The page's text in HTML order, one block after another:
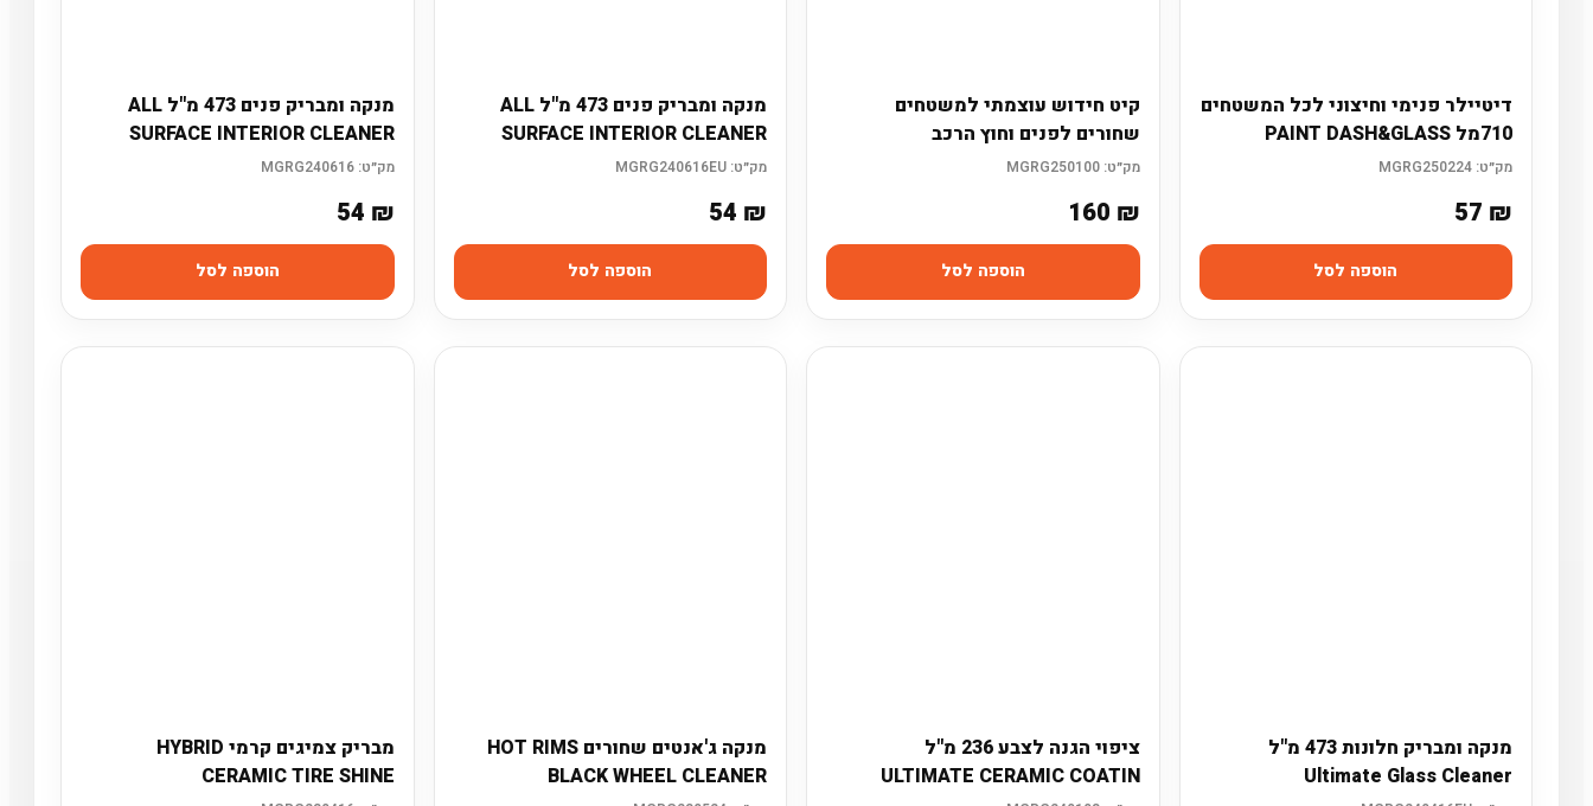
דיטיילר פנימי וחיצוני לכל המשטחים
710מל PAINT DASH&GLASS
מק״ט:
57 ₪
הוספה לסל
קיט חידוש עוצמתי למשטחים
שחורים לפנים וחוץ הרכב
מק״ט: MGRG250100
160 ₪
הוספה לסל
מנקה ומבריק פנים 473 מ"ל ALL
SURFACE INTERIOR CLEANER
מק״ט:
54 ₪
הוספה לסל
מנקה ומבריק פנים 473 מ"ל ALL
SURFACE INTERIOR CLEANER
מק״ט: MGRG240616
54 ₪
הוספה לסל
מנקה ומבריק חלונות 473 מ"ל
Ultimate Glass Cleaner
ציפוי הגנה לצבע 236 מ"ל
ULTIMATE CERAMIC COATIN
מנקה ג'אנטים שחורים HOT RIMS
BLACK WHEEL CLEANER
מבריק צמיגים קרמי HYBRID
CERAMIC TIRE SHINE